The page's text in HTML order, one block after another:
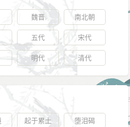
魏晋 南北朝
五代 宋代
明代 清代
起于累土 堕泪碣